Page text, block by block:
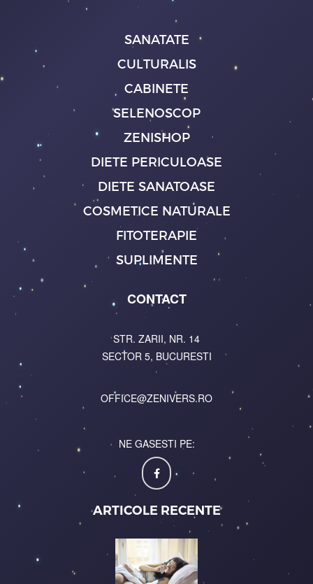
SANATATE
CULTURALIS
CABINETE
SELENOSCOP
ZENISHOP
DIETE PERICULOASE
DIETE SANATOASE
COSMETICE NATURALE
FITOTERAPIE
SUPLIMENTE
CONTACT
STR. ZARII, NR. 14
SECTOR 5, BUCURESTI
OFFICE@ZENIVERS.RO
NE GASESTI PE:
ARTICOLE RECENTE